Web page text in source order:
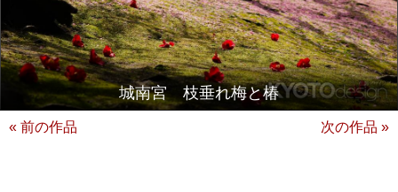
城南宮 枝垂れ梅と椿
« 前の作品 次の作品 »